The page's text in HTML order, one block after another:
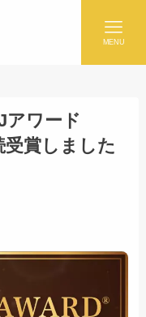
MENU
アワード
賞しました